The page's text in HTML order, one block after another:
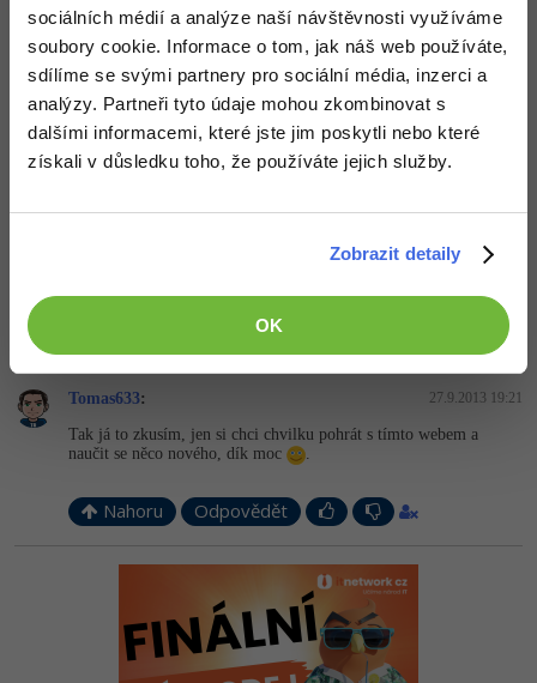
sociálních médií a analýze naší návštěvnosti využíváme
soubory cookie. Informace o tom, jak náš web používáte,
sdílíme se svými partnery pro sociální média, inzerci a
analýzy. Partneři tyto údaje mohou zkombinovat s
dalšími informacemi, které jste jim poskytli nebo které
získali v důsledku toho, že používáte jejich služby.
Zobrazit detaily
OK
Děkuji za kritiku, už jsem se polepšil
, teď je to jednoduchý
web asi si myslím, že s lepším designem a hlavně bez chyb!
Editováno
Nahoru Odpovědět
Jozef Krajčovič:
Odpovědět
Tomas633: 27.9.2013 19:21
Tak já to zkusím, jen si chci chvilku pohrát s tímto webem a
naučit se něco nového, dík moc
.
Nahoru Odpovědět